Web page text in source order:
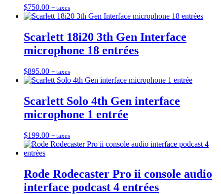
$750.00 + taxes
Scarlett 18i20 3th Gen Interface
microphone 18 entrées
$895.00 + taxes
Scarlett Solo 4th Gen interface
microphone 1 entrée
$199.00 + taxes
Rode Rodecaster Pro ii console audio
interface podcast 4 entrées